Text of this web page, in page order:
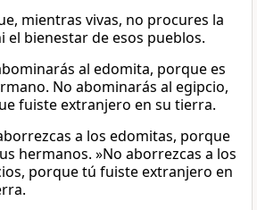
mientras vivas, no procures la
el bienestar de esos pueblos.
al edomita, porque es
No abominarás al egipcio,
fuiste extranjero en su tierra.
a los edomitas, porque
hermanos. »No aborrezcas a los
porque tú fuiste extranjero en